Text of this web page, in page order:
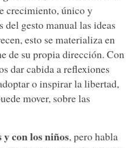
crecimiento, único y
del gesto manual las ideas
esto se materializa en
de su propia dirección. Con
dar cabida a reflexiones
o inspirar la libertad,
mover, sobre las
y con los niños, pero habla